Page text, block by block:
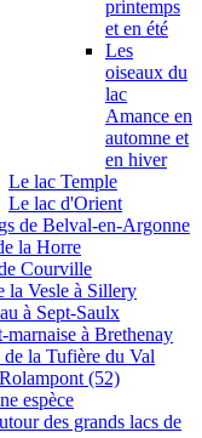
printemps
et en été
Les
oiseaux du
lac
Amance en
automne et
en hiver
Le lac Temple
Le lac d'Orient
de Belval-en-Argonne
la Horre
Courville
la Vesle à Sillery
à Sept-Saulx
marnaise à Brethenay
la Tufière du Val
(52)
espèce
des grands lacs de